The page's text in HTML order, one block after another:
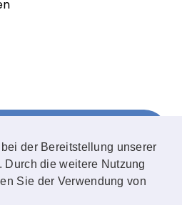
der Bereitstellung unserer
Durch die weitere Nutzung
Sie der Verwendung von